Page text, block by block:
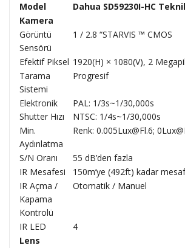
Model
Dahua SD59230I-HC
Kamera
Görüntü
Sensörü
1 / 2.8 “STARVIS ™ CMOS
Efektif Piksel 1920(H) × 1080(V), 2
Tarama
Sistemi
Progresif
Elektronik
Shutter Hızı
PAL: 1/3s~1/30,000s
NTSC: 1/4s~1/30,000s
Min.
Aydınlatma
Renk: 0.005Lux@Fl.6;
S/N Oranı
55 dB’den fazla
IR Mesafesi
150m’ye (492ft) kadar
IR Açma /
Kapama
Kontrolü
Otomatik / Manuel
IR LED
4
Lens